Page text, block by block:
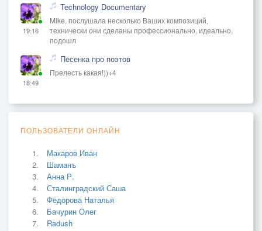
19:16
Technology Documentary
Mike, послушала несколько Ваших композиций,
технически они сделаны профессионально, идеально,
подошл
18:49
Песенка про поэтов
Прелесть какая!))+4
ПОЛЬЗОВАТЕЛИ ОНЛАЙН
Макаров Иван
Шаманъ
Анна Р.
Сталинградский Саша
Фёдорова Наталья
Бачурин Олег
Radush